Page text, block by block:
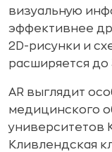
визуальную
эффективнее
2D-рисунки и
расширяется до
AR выглядит
медицинского
университетов
Кливлендская